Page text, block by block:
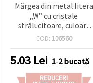
toate!
Setări
Mărgea din metal litera
„W” cu cristale
strălucitoare, culoare
argintiu, orificiu 8 mm
COD: 106560
5.03 Lei 1-2 bucată
REDUCERI